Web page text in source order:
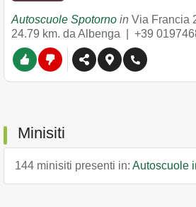
Autoscuole Spotorno in Via Francia
24.79 km. da Albenga | +39
Minisiti
144 minisiti presenti in: Autoscuole